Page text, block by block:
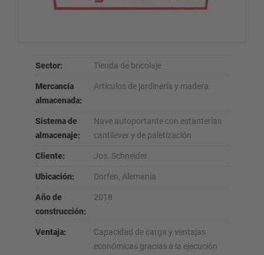
Sector: Tienda de bricolaje
Mercancía
almacenada:
Artículos de jardinería y madera
Sistema de
almacenaje:
Nave autoportante con estanterías
cantilever y de paletización
Cliente: Jos. Schneider
Ubicación: Dorfen, Alemania
Año de
construcción:
2018
Ventaja:
Capacidad de carga y ventajas
económicas gracias a la ejecución